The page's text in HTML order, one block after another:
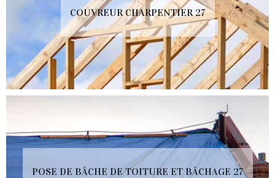
COUVREUR CHARPENTIER 27
POSE DE BÂCHE DE TOITURE ET BÂCHAGE 27